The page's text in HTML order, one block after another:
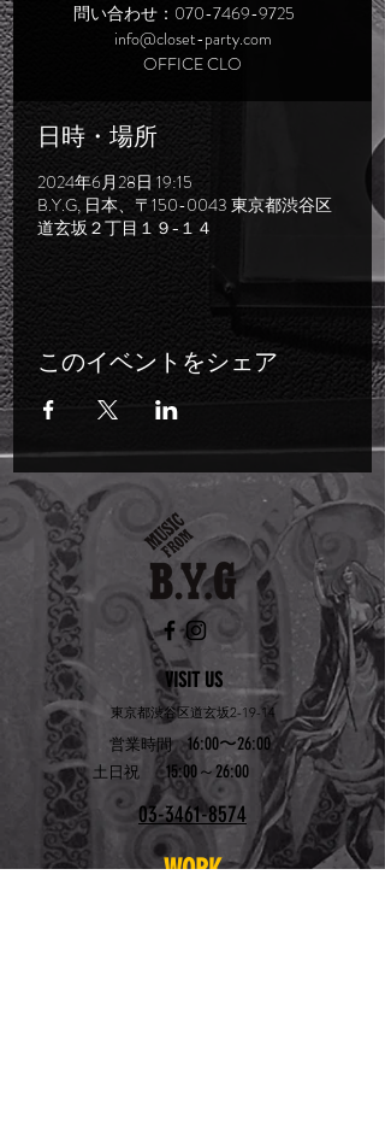
問い合わせ：070-7469-9725
info@closet-party.com
日時・場所
2024年6月28日 19:15
B.Y.G, 日本、〒150-0043 東京都渋谷区
道玄坂２丁目１９−１４
このイベントをシェア
VISIT US
東京都渋谷区道玄坂2-19-14
営業時間16:00〜26:00
土日祝15:00～26:00
03-3461-8574
WORK